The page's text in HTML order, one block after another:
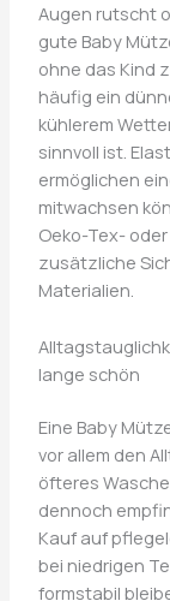
Augen rutscht
gute Baby
ohne das Kind
häufig ein
kühlerem
sinnvoll ist.
ermöglichen
mitwachsen
Oeko-Tex-
zusätzliche
Materialien.
lange schön
Eine Baby
vor allem den
öfteres
dennoch
Kauf auf
bei niedrigen
formstabil